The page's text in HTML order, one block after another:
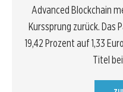
Advanced Blockchain
Kurssprung zurück. Das
19,42 Prozent auf 1,33
Titel